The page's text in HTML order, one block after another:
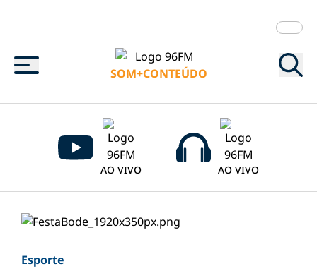
Menu
SOM+CONTEÚDO
AO VIVO AO VIVO
Esporte